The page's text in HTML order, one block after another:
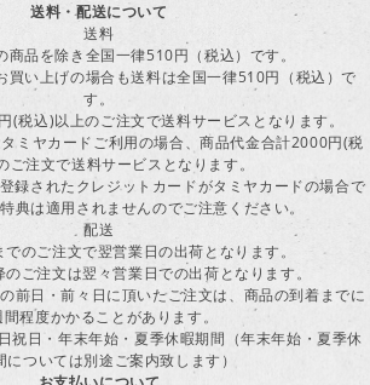
送料・配送について
送料
商品を除き全国一律510円（税込）です。
買い上げの場合も送料は全国一律510円（税込）で
す。
(税込)以上のご注文で送料サービスとなります。
ミヤカードご利用の場合、商品代金合計2000円(税
ご注文で送料サービスとなります。
録されたクレジットカードがタミヤカードの場合で
典は適用されませんのでご注意ください。
配送
でのご注文で翌営業日の出荷となります。
のご注文は翌々営業日での出荷となります。
前日・前々日に頂いたご注文は、商品の到着までに
間程度かかることがあります。
祝日・年末年始・夏季休暇期間（年末年始・夏季休
については別途ご案内致します）